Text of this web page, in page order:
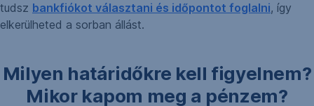
tudsz bankfiókot választani és időpontot foglalni, így
elkerülheted a sorban állást.
Milyen határidőkre kell figyelnem?
Mikor kapom meg a pénzem?